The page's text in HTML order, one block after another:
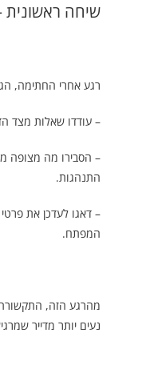
שיחה ראשונית
רגע אחרי החתימה,
– עודדו שאלות מצד
– הסבירו מה מצופה
התנהגות.
– דאגו לעדכן את
המפתח.
מהרגע הזה, התקשורת
נעים יותר מדייר